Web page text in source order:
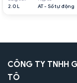
2.0 L AT - Số tự động
CÔNG TY TNHH
TÔ